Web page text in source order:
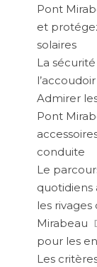
Pont
et
solaires
La
Admirer
Pont
conduite
Le
quotidiens
les
Mirabeau
pour les
Les